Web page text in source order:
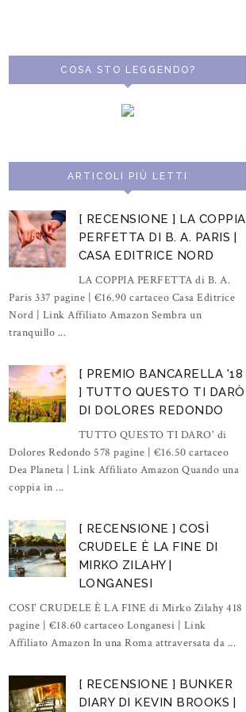
COSA STO LEGGENDO?
ARTICOLI PIÙ LETTI
[ RECENSIONE ] LA COPPIA
PERFETTA DI B. A. PARIS |
CASA EDITRICE NORD
LA COPPIA PERFETTA di B. A.
Paris 337 pagine | €16.90 cartaceo Casa Editrice
Nord | Link Affiliato Amazon Sembra un
tranquillo ...
[ PREMIO BANCARELLA '18
] TUTTO QUESTO TI DARÒ
DI DOLORES REDONDO
TUTTO QUESTO TI DARO' di
Dolores Redondo 578 pagine | €16.50 cartaceo
Dea Planeta | Link Affiliato Amazon Quando una
coppia in ...
[ RECENSIONE ] COSÌ
CRUDELE È LA FINE DI
MIRKO ZILAHY |
LONGANESI
COSI' CRUDELE È LA FINE di Mirko Zilahy 418
pagine | €18.60 cartaceo Longanesi | Link
Affiliato Amazon In una Roma attraversata da ...
[ RECENSIONE ] BUNKER
DIARY DI KEVIN BROOKS |